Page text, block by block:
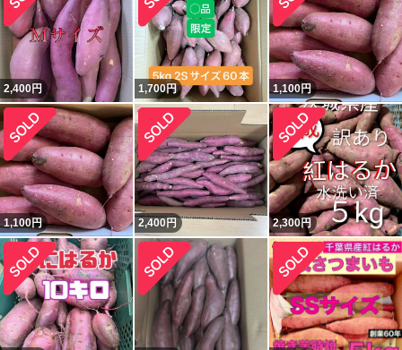
2,400円 1,700円 1,100円
1,100円 2,400円 2,300円